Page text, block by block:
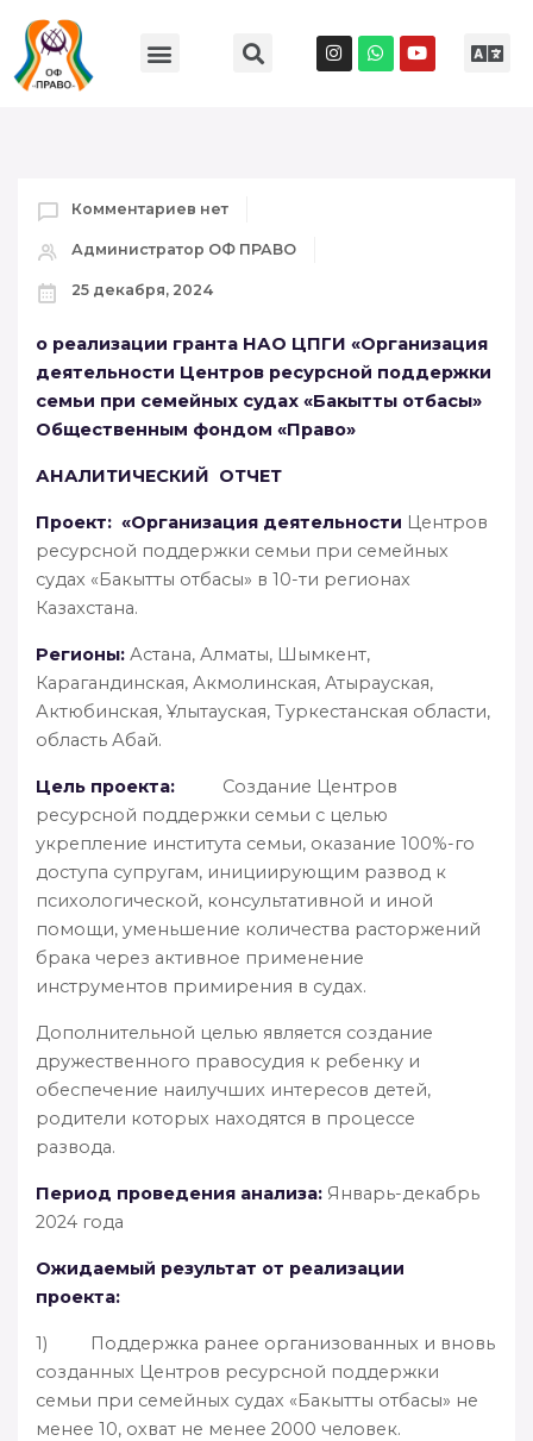
Комментариев нет
Администратор ОФ ПРАВО
25 декабря, 2024
о реализации гранта НАО ЦПГИ «Организация
деятельности Центров ресурсной поддержки
семьи при семейных судах «Бакытты отбасы»
Общественным фондом «Право»
АНАЛИТИЧЕСКИЙ ОТЧЕТ
Проект: «Организация деятельности Центров
ресурсной поддержки семьи при семейных
судах «Бакытты отбасы» в 10-ти регионах
Казахстана.
Регионы: Астана, Алматы, Шымкент,
Карагандинская, Акмолинская, Атырауская,
Актюбинская, Ұлытауская, Туркестанская области,
область Абай.
Цель проекта: Создание Центров
ресурсной поддержки семьи с целью
укрепление института семьи, оказание 100%-го
доступа супругам, инициирующим развод к
психологической, консультативной и иной
помощи, уменьшение количества расторжений
брака через активное применение
инструментов примирения в судах.
Дополнительной целью является создание
дружественного правосудия к ребенку и
обеспечение наилучших интересов детей,
родители которых находятся в процессе
развода.
Период проведения анализа: Январь-декабрь
2024 года
Ожидаемый результат от реализации
проекта:
1) Поддержка ранее организованных и вновь
созданных Центров ресурсной поддержки
семьи при семейных судах «Бакытты отбасы» не
менее 10, охват не менее 2000 человек.